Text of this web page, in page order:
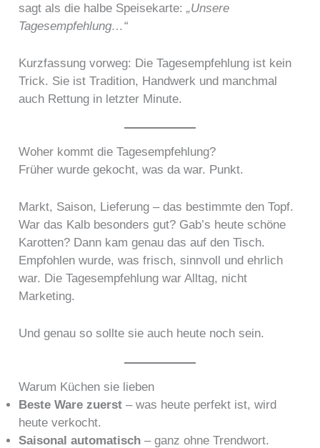
sagt als die halbe Speisekarte:„Unsere
Tagesempfehlung…“
Kurzfassung vorweg: Die Tagesempfehlung ist kein
Trick. Sie ist Tradition, Handwerk und manchmal
auch Rettung in letzter Minute.
Woher kommt die Tagesempfehlung?
Früher wurde gekocht, was da war. Punkt.
Markt, Saison, Lieferung – das bestimmte den Topf.
War das Kalb besonders gut? Gab’s heute schöne
Karotten? Dann kam genau das auf den Tisch.
Empfohlen wurde, was frisch, sinnvoll und ehrlich
war. Die Tagesempfehlung war Alltag, nicht
Marketing.
Und genau so sollte sie auch heute noch sein.
Warum Küchen sie lieben
Beste Ware zuerst – was heute perfekt ist, wird
heute verkocht.
Saisonal automatisch – ganz ohne Trendwort.